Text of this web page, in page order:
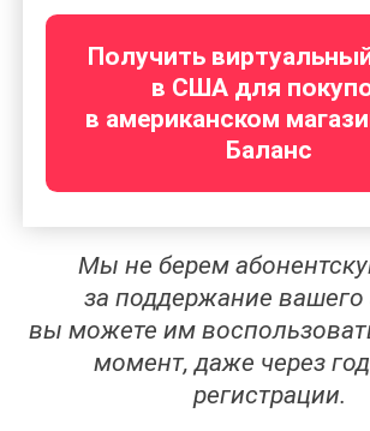
Получить
в США для
в американском
Баланс
Мы не берем
за поддержание вашего
вы можете им
момент, даже через
регистрации.